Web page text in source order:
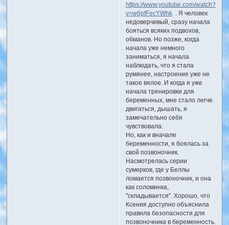
https://www.youtube.com/watch?
v=w6pfFecYWhk. Я человек
недоверчивый, сразу начала
бояться всяких подвохов,
обманов. Но позже, когда
начала уже немного
заниматься, я начала
наблюдать, что я стала
румянее, настроение уже не
такое вялое. И когда я уже
начала тренировки для
беременных, мне стало легче
двигаться, дышать, я
замечательно себя
чувствовала.
Но, как и вначале
беременности, я боялась за
свой позвоночник.
Насмотрелась серии
сумерков, где у Беллы
ломается позвоночник, и она
как соломинка,
"складывается". Хорошо, что
Ксения доступно объяснила
правила безопасности для
позвоночника в беременность.